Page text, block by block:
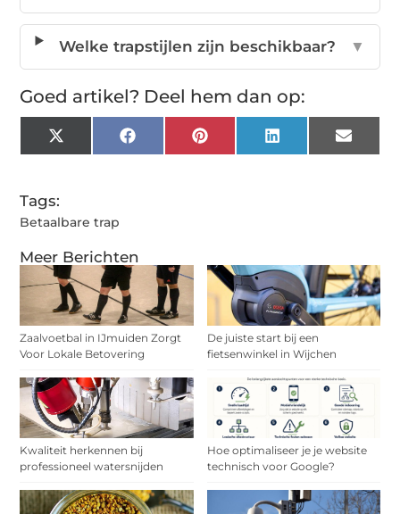
Meer Berichten
Zaalvoetbal in IJmuiden Zorgt
Voor Lokale Betovering
De juiste start bij een
fietsenwinkel in Wijchen
Kwaliteit herkennen bij
professioneel watersnijden
Hoe optimaliseer je je website
technisch voor Google?
Welke trapstijlen zijn beschikbaar? ▼
Goed artikel? Deel hem dan op:
X
(Twitter)
FacebookPinterestLinkedInEmail
Tags:
Betaalbare trap